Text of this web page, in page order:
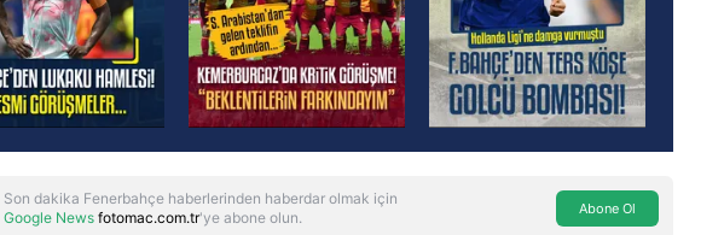
Son dakika Fenerbahçe haberlerinden haberdar olmak için
Google News fotomac.com.tr'ye abone olun. Abone Ol